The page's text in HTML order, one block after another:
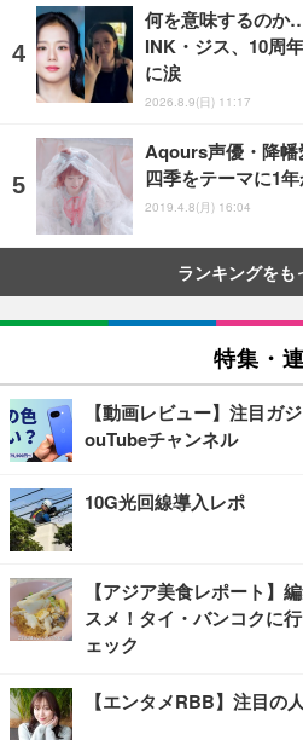
何を意味するのか
INK・ジス、10周
に涙
2026.8.9(日) 11:17
Aqours声優・降幡
四季をテーマに1
2019.4.8(月) 16:04
ランキングをも
特集・
【動画レビュー】注目ガ
ouTubeチャンネル
10G光回線導入レポ
【アジア美食レポート】
スメ！タイ・バンコクに
ェック
【エンタメRBB】注目の